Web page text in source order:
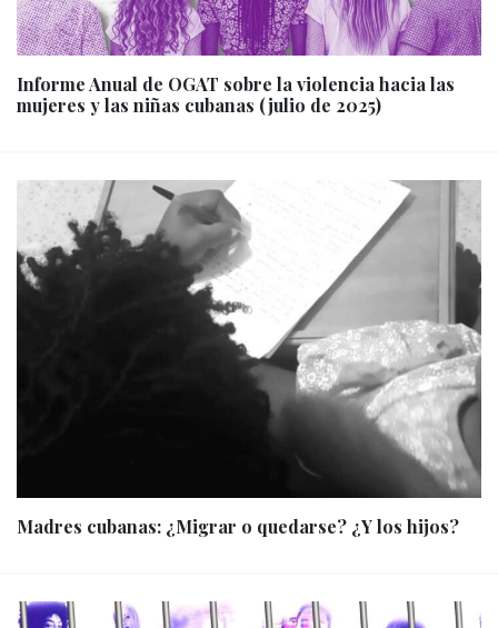
Informe Anual de OGAT sobre la violencia hacia las
mujeres y las niñas cubanas (julio de 2025)
Madres cubanas: ¿Migrar o quedarse? ¿Y los hijos?